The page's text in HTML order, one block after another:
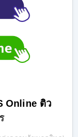
Online ติว